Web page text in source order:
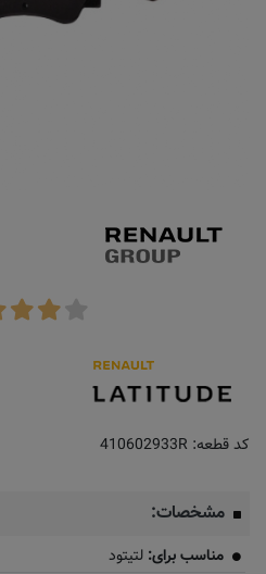
کد قطعه: 410602933R
مشخصات:
مناسب برای: لتیتود